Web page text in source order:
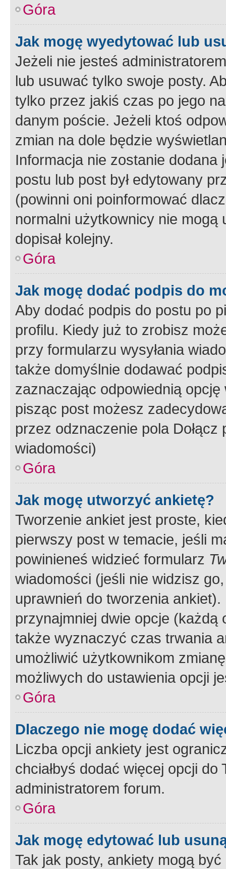
Góra
Jak mogę wyedytować lub
Jeżeli nie jesteś
lub usuwać tylko swoje posty.
tylko przez jakiś czas po jego
danym poście. Jeżeli ktoś
zmian na dole będzie
Informacja nie zostanie dodana
postu lub post był edytowany
(powinni oni poinformować
normalni użytkownicy nie
dopisał kolejny.
Góra
Jak mogę dodać podpis do
Aby dodać podpis do postu po
profilu. Kiedy już to zrobisz
przy formularzu wysyłania
także domyślnie dodawać
zaznaczając odpowiednią
pisząc post możesz
przez odznaczenie pola
wiadomości)
Góra
Jak mogę utworzyć ankietę?
Tworzenie ankiet jest proste,
pierwszy post w temacie, jeśli
powinieneś widzieć formularz
wiadomości (jeśli nie widzisz
uprawnień do tworzenia
przynajmniej dwie opcje
także wyznaczyć czas trwania
umożliwić użytkownikom
możliwych do ustawienia opcji
Góra
Dlaczego nie mogę dodać
Liczba opcji ankiety jest
chciałbyś dodać więcej opcji
administratorem forum.
Góra
Jak mogę edytować lub
Tak jak posty, ankiety mogą